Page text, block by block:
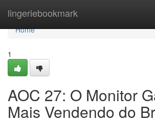
lingeriebookmark
Home
Home
1
AOC 27: O Monitor
Mais Vendendo do